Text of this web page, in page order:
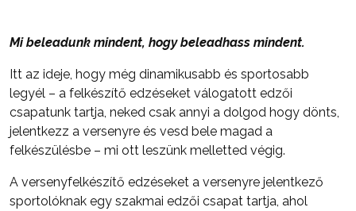
Mi beleadunk mindent, hogy beleadhass mindent.
Itt az ideje, hogy még dinamikusabb és sportosabb
legyél – a felkészítő edzéseket válogatott edzői
csapatunk tartja, neked csak annyi a dolgod hogy dönts,
jelentkezz a versenyre és vesd bele magad a
felkészülésbe – mi ott leszünk melletted végig.
A versenyfelkészítő edzéseket a versenyre jelentkező
sportolóknak egy szakmai edzői csapat tartja, ahol